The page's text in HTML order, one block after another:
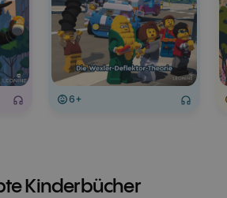
6+
Kinderbücher